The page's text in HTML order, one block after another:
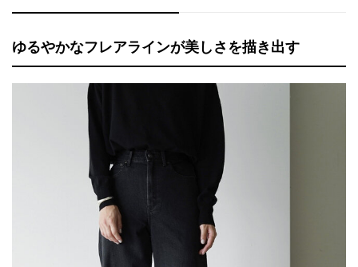
ゆるやかなフレアラインが美しさを描き出す